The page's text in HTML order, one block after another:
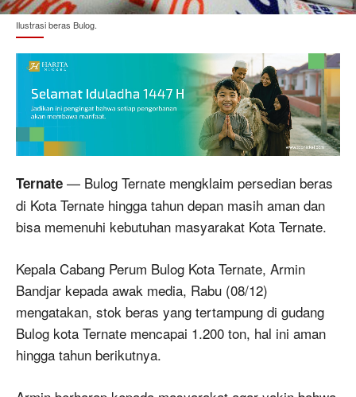
Ilustrasi beras Bulog.
Ternate — Bulog Ternate mengklaim persedian beras
di Kota Ternate hingga tahun depan masih aman dan
bisa memenuhi kebutuhan masyarakat Kota Ternate.
Kepala Cabang Perum Bulog Kota Ternate, Armin
Bandjar kepada awak media, Rabu (08/12)
mengatakan, stok beras yang tertampung di gudang
Bulog kota Ternate mencapai 1.200 ton, hal ini aman
hingga tahun berikutnya.